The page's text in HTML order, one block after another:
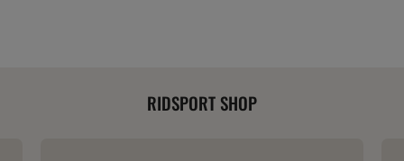
RIDSPORT SHOP